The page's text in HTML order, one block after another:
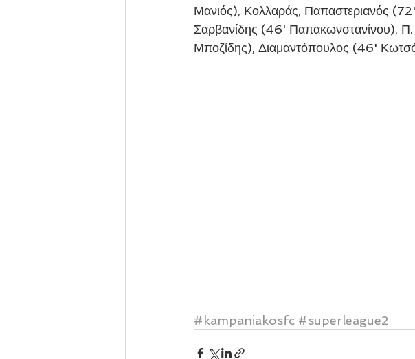
Μανιός), Κολλαράς, Παπαστεριανός
Σαρβανίδης (46' Παπακωνστανίνου),
Μποζίδης), Διαμαντόπουλος (46'
#kampaniakosfc #superleague2